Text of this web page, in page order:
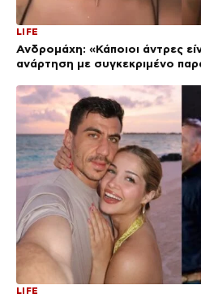
LIFE
Ανδρομάχη: «Κάποιοι άντρες
ανάρτηση με συγκεκριμένο
LIFE